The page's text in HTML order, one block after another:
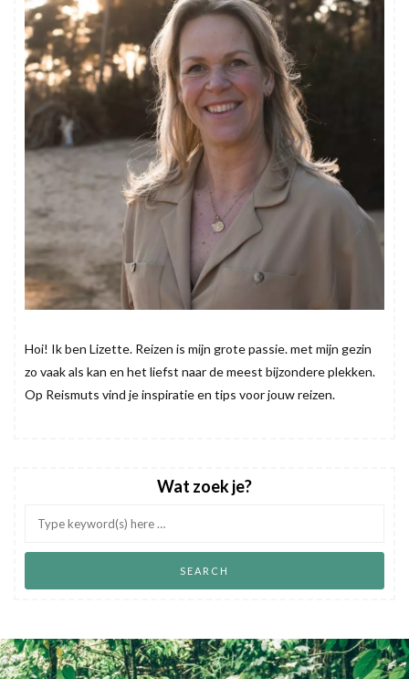
Hoi! Ik ben Lizette. Reizen is mijn grote passie. met mijn gezin
zo vaak als kan en het liefst naar de meest bijzondere plekken.
Op Reismuts vind je inspiratie en tips voor jouw reizen.
Wat zoek je?